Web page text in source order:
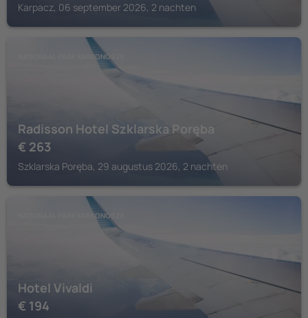
Karpacz, 06 september 2026, 2 nachten
NATIONAAL PARK KARKONOSZE
Radisson Hotel Szklarska Poręba
€ 263
Szklarska Poręba, 29 augustus 2026, 2 nachten
NATIONAAL PARK KARKONOSZE
Hotel Vivaldi
€ 194